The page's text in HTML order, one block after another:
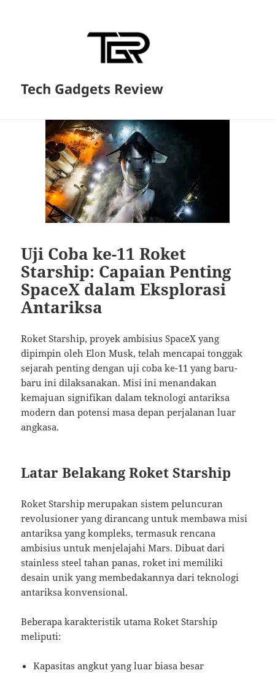
Tech Gadgets Review
Uji Coba ke-11 Roket
Starship: Capaian Penting
SpaceX dalam Eksplorasi
Antariksa
Roket Starship, proyek ambisius SpaceX yang
dipimpin oleh Elon Musk, telah mencapai tonggak
sejarah penting dengan uji coba ke-11 yang baru-
baru ini dilaksanakan. Misi ini menandakan
kemajuan signifikan dalam teknologi antariksa
modern dan potensi masa depan perjalanan luar
angkasa.
Latar Belakang Roket Starship
Roket Starship merupakan sistem peluncuran
revolusioner yang dirancang untuk membawa misi
antariksa yang kompleks, termasuk rencana
ambisius untuk menjelajahi Mars. Dibuat dari
stainless steel tahan panas, roket ini memiliki
desain unik yang membedakannya dari teknologi
antariksa konvensional.
Beberapa karakteristik utama Roket Starship
meliputi:
Kapasitas angkut yang luar biasa besar